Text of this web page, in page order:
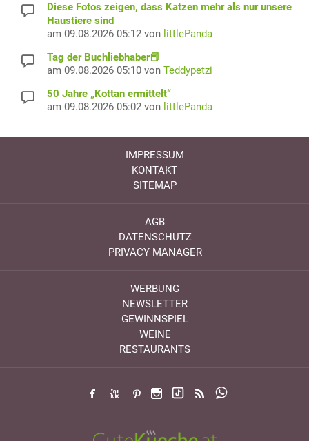
Diese Fotos zeigen, dass Katzen mehr als nur unsere
Haustiere sind
am 09.08.2026 05:12 von littlePanda
Tag der Buchliebhaber📕
am 09.08.2026 05:10 von Teddypetzi
50 Jahre „Kottan ermittelt“
am 09.08.2026 05:02 von littlePanda
IMPRESSUM
KONTAKT
SITEMAP
AGB
DATENSCHUTZ
PRIVACY MANAGER
WERBUNG
NEWSLETTER
GEWINNSPIEL
WEINE
RESTAURANTS